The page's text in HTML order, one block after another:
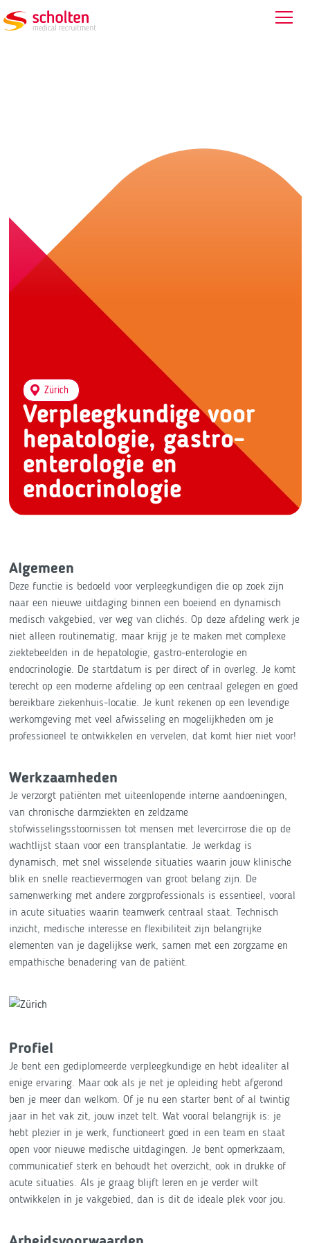
Verpleegkundige voor
hepatologie, gastro-
enterologie en
endocrinologie
Zürich
Algemeen
Deze functie is bedoeld voor verpleegkundigen die op zoek zijn
naar een nieuwe uitdaging binnen een boeiend en dynamisch
medisch vakgebied, ver weg van clichés. Op deze afdeling werk je
niet alleen routinematig, maar krijg je te maken met complexe
ziektebeelden in de hepatologie, gastro-enterologie en
endocrinologie. De startdatum is per direct of in overleg. Je komt
terecht op een moderne afdeling op een centraal gelegen en goed
bereikbare ziekenhuis-locatie. Je kunt rekenen op een levendige
werkomgeving met veel afwisseling en mogelijkheden om je
professioneel te ontwikkelen en vervelen, dat komt hier niet voor!
Werkzaamheden
Je verzorgt patiënten met uiteenlopende interne aandoeningen,
van chronische darmziekten en zeldzame
stofwisselingsstoornissen tot mensen met levercirrose die op de
wachtlijst staan voor een transplantatie. Je werkdag is
dynamisch, met snel wisselende situaties waarin jouw klinische
blik en snelle reactievermogen van groot belang zijn. De
samenwerking met andere zorgprofessionals is essentieel, vooral
in acute situaties waarin teamwerk centraal staat. Technisch
inzicht, medische interesse en flexibiliteit zijn belangrijke
elementen van je dagelijkse werk, samen met een zorgzame en
empathische benadering van de patiënt.
Profiel
Je bent een gediplomeerde verpleegkundige en hebt idealiter al
enige ervaring. Maar ook als je net je opleiding hebt afgerond
ben je meer dan welkom. Of je nu een starter bent of al twintig
jaar in het vak zit, jouw inzet telt. Wat vooral belangrijk is: je
hebt plezier in je werk, functioneert goed in een team en staat
open voor nieuwe medische uitdagingen. Je bent opmerkzaam,
communicatief sterk en behoudt het overzicht, ook in drukke of
acute situaties. Als je graag blijft leren en je verder wilt
ontwikkelen in je vakgebied, dan is dit de ideale plek voor jou.